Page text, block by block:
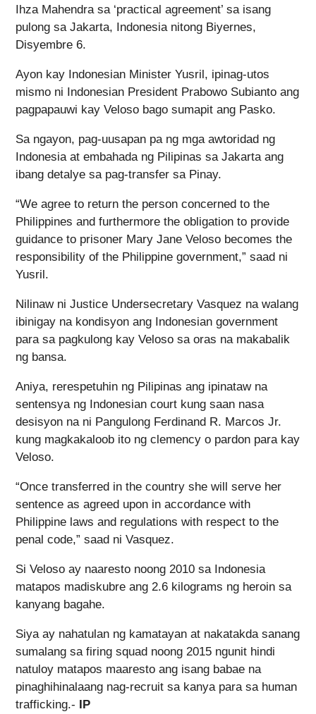
Ihza Mahendra sa ‘practical agreement’ sa isang
pulong sa Jakarta, Indonesia nitong Biyernes,
Disyembre 6.
Ayon kay Indonesian Minister Yusril, ipinag-utos
mismo ni Indonesian President Prabowo Subianto ang
pagpapauwi kay Veloso bago sumapit ang Pasko.
Sa ngayon, pag-uusapan pa ng mga awtoridad ng
Indonesia at embahada ng Pilipinas sa Jakarta ang
ibang detalye sa pag-transfer sa Pinay.
“We agree to return the person concerned to the
Philippines and furthermore the obligation to provide
guidance to prisoner Mary Jane Veloso becomes the
responsibility of the Philippine government,” saad ni
Yusril.
Nilinaw ni Justice Undersecretary Vasquez na walang
ibinigay na kondisyon ang Indonesian government
para sa pagkulong kay Veloso sa oras na makabalik
ng bansa.
Aniya, rerespetuhin ng Pilipinas ang ipinataw na
sentensya ng Indonesian court kung saan nasa
desisyon na ni Pangulong Ferdinand R. Marcos Jr.
kung magkakaloob ito ng clemency o pardon para kay
Veloso.
“Once transferred in the country she will serve her
sentence as agreed upon in accordance with
Philippine laws and regulations with respect to the
penal code,” saad ni Vasquez.
Si Veloso ay naaresto noong 2010 sa Indonesia
matapos madiskubre ang 2.6 kilograms ng heroin sa
kanyang bagahe.
Siya ay nahatulan ng kamatayan at nakatakda sanang
sumalang sa firing squad noong 2015 ngunit hindi
natuloy matapos maaresto ang isang babae na
pinaghihinalaang nag-recruit sa kanya para sa human
trafficking.-
IP